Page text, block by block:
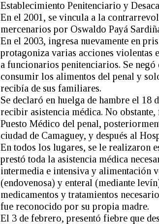
Establecimiento Penitenciario y
En el 2001, se vincula a la
mercenarios por Oswaldo Payá
En el 2003, ingresa nuevamente en
protagoniza varias acciones violentas
a funcionarios penitenciarios. Se negó
consumir los alimentos del penal y
recibía de sus familiares.
Se declaró en huelga de hambre el 18
recibir asistencia médica. No
Puesto Médico del penal,
ciudad de Camaguey, y después al
En todos los lugares, se le realizaron
prestó toda la asistencia médica
intermedia e intensiva y alimentación
(endovenosa) y enteral (mediante
medicamentos y tratamientos
fue reconocido por su propia madre.
El 3 de febrero, presentó fiebre que